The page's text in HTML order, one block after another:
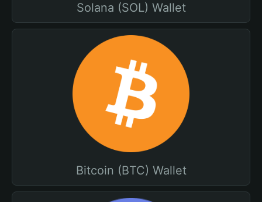
Solana (SOL) Wallet
Bitcoin (BTC) Wallet